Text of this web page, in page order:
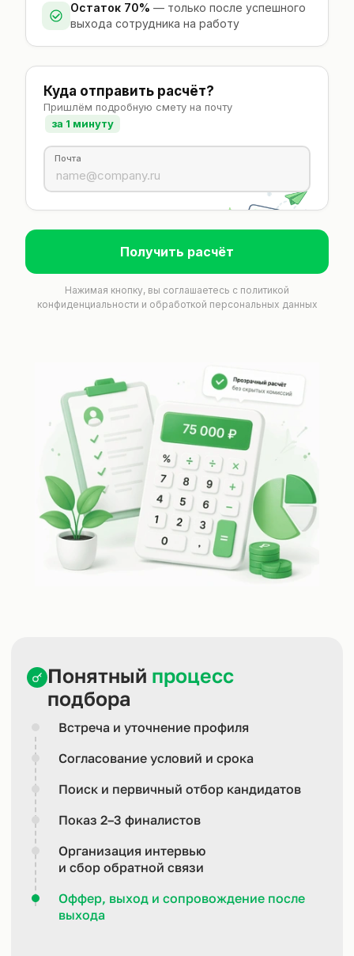
Остаток 70% — только после успешного
выхода сотрудника на работу
Куда отправить расчёт?
Пришлём подробную смету на почту
за 1 минуту
Почта
Получить расчёт
Нажимая кнопку, вы соглашаетесь с политикой
конфиденциальности и обработкой персональных данных
Понятный процесс
подбора
Встреча и уточнение профиля
Согласование условий и срока
Поиск и первичный отбор кандидатов
Показ 2–3 финалистов
Организация интервью
и сбор обратной связи
Оффер, выход и сопровождение после
выхода